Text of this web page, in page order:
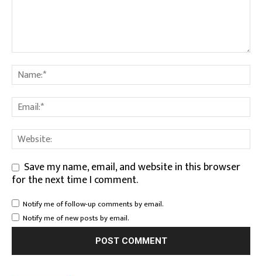
Save my name, email, and website in this browser
for the next time I comment.
Notify me of follow-up comments by email.
Notify me of new posts by email.